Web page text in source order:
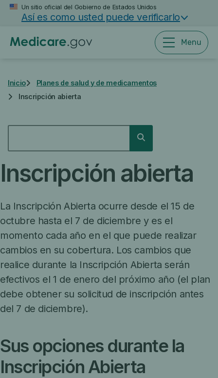
Saltar
principal
Un sitio oficial del Gobierno de Estados Unidos
Así es como usted puede verificarlo
Menu
Inicio
Planes de salud y de medicamentos
Inscripción abierta
Buscar
Inscripción abierta
La Inscripción Abierta ocurre desde el 15 de
octubre hasta el 7 de diciembre y es el
momento cada año en el que puede realizar
cambios en su cobertura. Los cambios que
realice durante la Inscripción Abierta serán
efectivos el 1 de enero del próximo año (el plan
debe obtener su solicitud de inscripción antes
del 7 de diciembre).
Sus opciones durante la
Inscripción Abierta